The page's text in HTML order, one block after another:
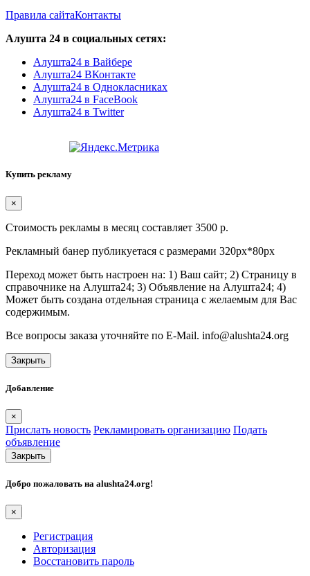
Правила сайтаКонтакты
Алушта 24 в социальных сетях:
Алушта24 в Вайбере
Алушта24 ВКонтакте
Алушта24 в Однокласниках
Алушта24 в FaceBook
Алушта24 в Twitter
Купить рекламу
×
Стоимость рекламы в месяц составляет 3500 р.
Рекламный банер публикуетася с размерами 320px*80px
Переход может быть настроен на: 1) Ваш сайт; 2) Страницу в
справочнике на Алушта24; 3) Объявление на Алушта24; 4)
Может быть создана отдельная страница с желаемым для Вас
содержимым.
Все вопросы заказа уточняйте по E-Mail. info@alushta24.org
Закрыть
Добавление
×
Прислать новость Рекламировать организацию Подать
объявление
Закрыть
Добро пожаловать на alushta24.org!
×
Регистрация
Авторизация
Восстановить пароль